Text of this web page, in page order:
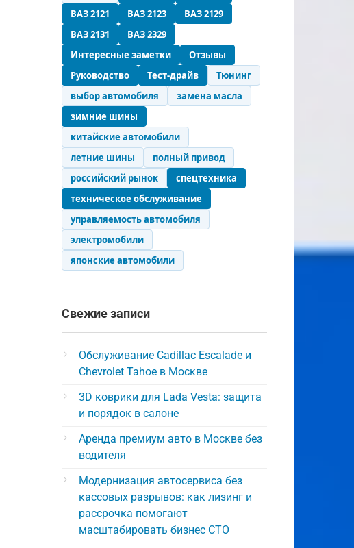
ВАЗ 2121
ВАЗ 2123
ВАЗ 2129
ВАЗ 2131
ВАЗ 2329
Интересные заметки
Отзывы
Руководство
Тест-драйв
Тюнинг
выбор автомобиля
замена масла
зимние шины
китайские автомобили
летние шины
полный привод
российский рынок
спецтехника
техническое обслуживание
управляемость автомобиля
электромобили
японские автомобили
Свежие записи
Обслуживание Cadillac Escalade и
Chevrolet Tahoe в Москве
3D коврики для Lada Vesta: защита
и порядок в салоне
Аренда премиум авто в Москве без
водителя
Модернизация автосервиса без
кассовых разрывов: как лизинг и
рассрочка помогают
масштабировать бизнес СТО